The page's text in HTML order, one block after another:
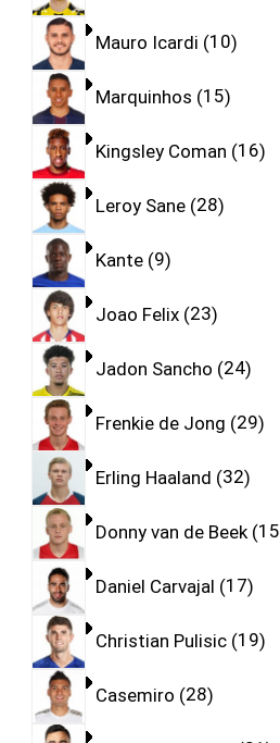
Mauro Icardi 10
Marquinhos 15
Kingsley Coman 16
Leroy Sane 28
Kante 9
Joao Felix 23
Jadon Sancho 24
Frenkie de Jong 29
Erling Haaland 32
Donny van de Beek 15
Daniel Carvajal 17
Christian Pulisic 19
Casemiro 28